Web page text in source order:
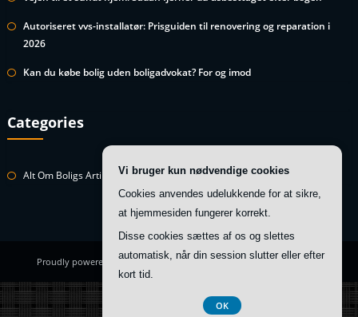
Autoriseret vvs-installatør: Prisguiden til renovering og reparation i
2026
Kan du købe bolig uden boligadvokat? For og imod
Categories
Alt Om Boligs Artikler
Proudly powered byWordPress| Theme: HoneyBeeby SpiceThemes
Vi bruger kun nødvendige cookies
Cookies anvendes udelukkende for at sikre,
at hjemmesiden fungerer korrekt.
Disse cookies sættes af os og slettes
automatisk, når din session slutter eller efter
kort tid.
OK